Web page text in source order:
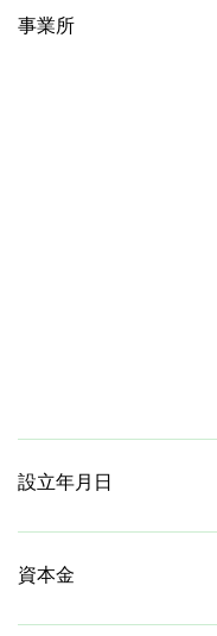
事業所
設立年月日
資本金